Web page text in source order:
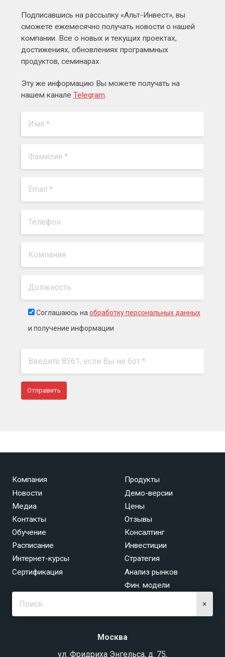
Подписавшись на рассылку «Альт-Инвест», вы
сможете ежемесячно получать новости о нашей
компании. Все о новых и текущих проектах,
достижениях, обновлениях программных
продуктов, семинарах.
Эту же информацию Вы можете получать на
нашем канале Telegram.
Соглашаюсь на обработку персональных данных
и получение информации
Компания
Новости
Медиа
Контакты
Продукты
Демо-версии
Цены
Отзывы
Обучение
Расписание
Интернет-курсы
Сертификация
Консалтинг
Инвестиции
Стратегия
Анализ рынков
Фин. модели
×
Москва
ул. Фридриха Энгельса, д. 75,